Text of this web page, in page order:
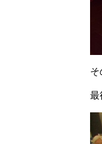
そ
最